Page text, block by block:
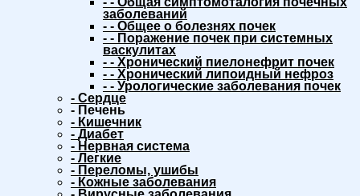
заболеваний
- - Общее о болезнях почек
- - Поражение почек при системных
васкулитах
- - Хронический пиелонефрит почек
- - Хронический липоидный нефроз
- - Урологические заболевания почек
- Сердце
- Печень
- Кишечник
- Диабет
- Нервная система
- Легкие
- Переломы, ушибы
- Кожные заболевания